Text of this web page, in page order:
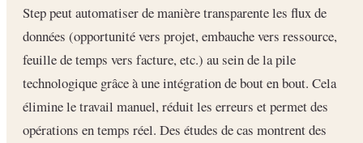
Step peut automatiser de manière transparente les flux de
données (opportunité vers projet, embauche vers ressource,
feuille de temps vers facture, etc.) au sein de la pile
technologique grâce à une intégration de bout en bout. Cela
élimine le travail manuel, réduit les erreurs et permet des
opérations en temps réel. Des études de cas montrent des